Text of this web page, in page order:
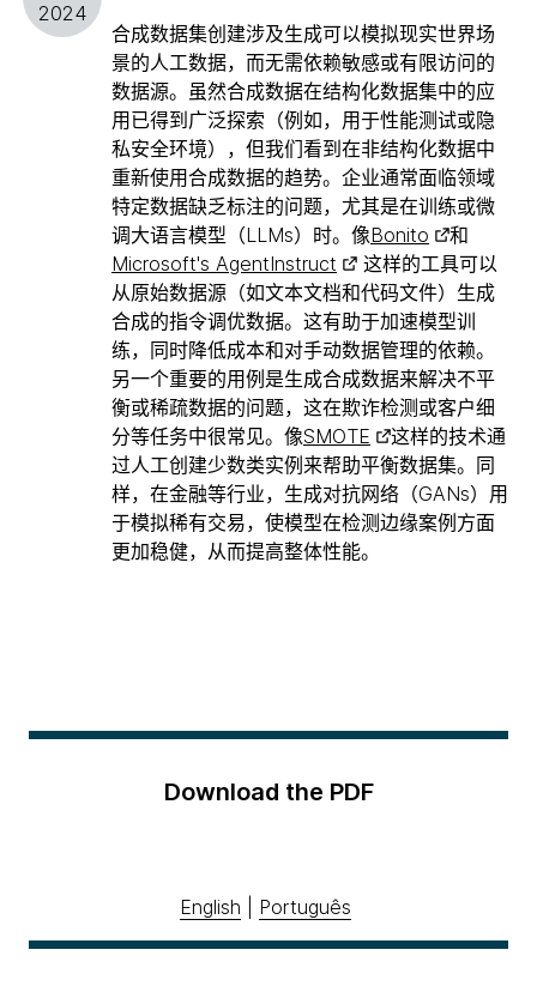
2024
合成数据集创建涉及生成可以模拟现实世界场
景的人工数据，而无需依赖敏感或有限访问的
数据源。虽然合成数据在结构化数据集中的应
用已得到广泛探索（例如，用于性能测试或隐
私安全环境），但我们看到在非结构化数据中
重新使用合成数据的趋势。企业通常面临领域
特定数据缺乏标注的问题，尤其是在训练或微
调大语言模型（LLMs）时。像Bonito
和
Microsoft's AgentInstruct
这样的工具可以
从原始数据源（如文本文档和代码文件）生成
合成的指令调优数据。这有助于加速模型训
练，同时降低成本和对手动数据管理的依赖。
另一个重要的用例是生成合成数据来解决不平
衡或稀疏数据的问题，这在欺诈检测或客户细
分等任务中很常见。像SMOTE
这样的技术通
过人工创建少数类实例来帮助平衡数据集。同
样，在金融等行业，生成对抗网络（GANs）用
于模拟稀有交易，使模型在检测边缘案例方面
更加稳健，从而提高整体性能。
Download the PDF
English Português